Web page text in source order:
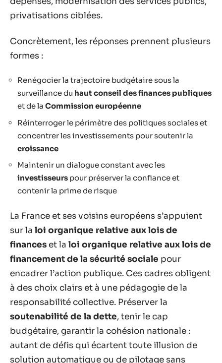
privatisations ciblées.
Concrètement, les réponses prennent plusieurs
formes :
Renégocier la trajectoire budgétaire sous la
surveillance du haut conseil des finances publiques
et de la Commission européenne
Réinterroger le périmètre des politiques sociales et
concentrer les investissements pour soutenir la
croissance
Maintenir un dialogue constant avec les
investisseurs pour préserver la confiance et
contenir la prime de risque
La France et ses voisins européens s’appuient
sur la loi organique relative aux lois de
finances et la loi organique relative aux lois de
financement de la sécurité sociale pour
encadrer l’action publique. Ces cadres obligent
à des choix clairs et à une pédagogie de la
responsabilité collective. Préserver la
soutenabilité de la dette, tenir le cap
budgétaire, garantir la cohésion nationale :
autant de défis qui écartent toute illusion de
solution automatique ou de pilotage sans